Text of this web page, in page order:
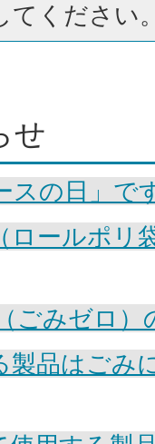
てください
せ
スの日」で
ロールポリ
ごみゼロ）
製品はごみ